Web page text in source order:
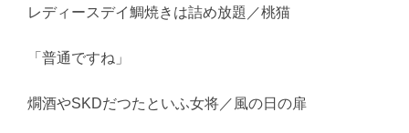
レディースデイ鯛焼きは詰め放題／桃猫
「普通ですね」
燗酒やSKDだつたといふ女将／風の日の扉